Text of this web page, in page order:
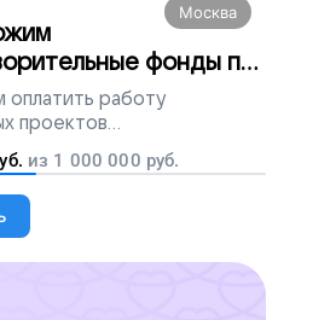
Москва
фонды по
оплатить работу
проектов
из 1 000 000 руб.